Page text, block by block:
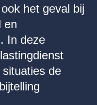
het geval bij
en
In deze
de